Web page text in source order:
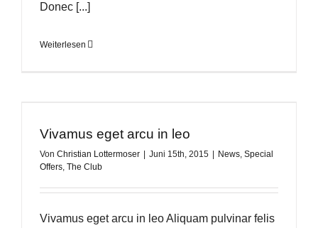
Donec [...]
Weiterlesen
Vivamus eget arcu in leo
Von Christian Lottermoser Juni 15th, 2015 News, Special
Offers, The Club
Vivamus eget arcu in leo Aliquam pulvinar felis